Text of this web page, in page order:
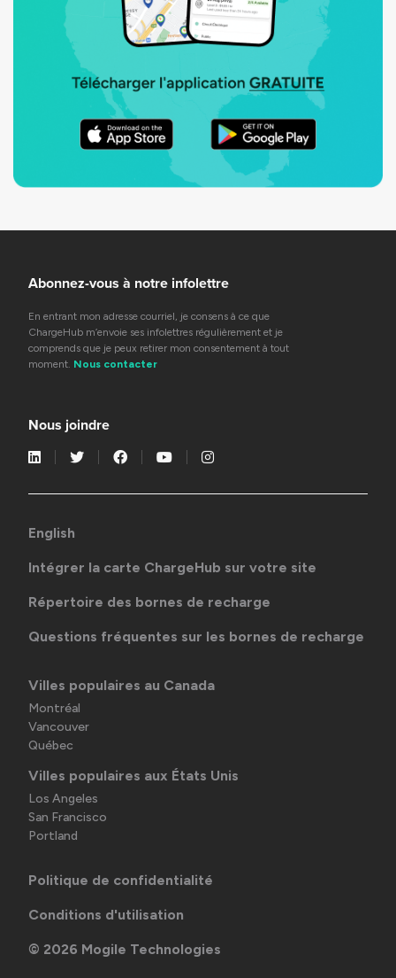
Abonnez-vous à notre infolettre
En entrant mon adresse courriel, je consens à ce que
ChargeHub m’envoie ses infolettres régulièrement et je
comprends que je peux retirer mon consentement à tout
moment. Nous contacter
Nous joindre
English
Intégrer la carte ChargeHub sur votre site
Répertoire des bornes de recharge
Questions fréquentes sur les bornes de recharge
Villes populaires au Canada
Montréal
Vancouver
Québec
Villes populaires aux États Unis
Los Angeles
San Francisco
Portland
Politique de confidentialité
Conditions d'utilisation
© 2026 Mogile Technologies